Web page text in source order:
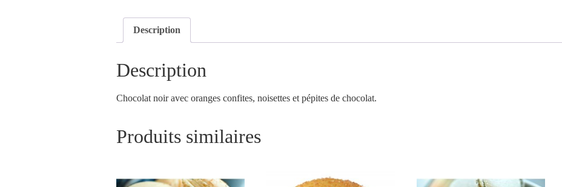
Description
Description
Chocolat noir avec oranges confites, noisettes et pépites de chocolat.
Produits similaires